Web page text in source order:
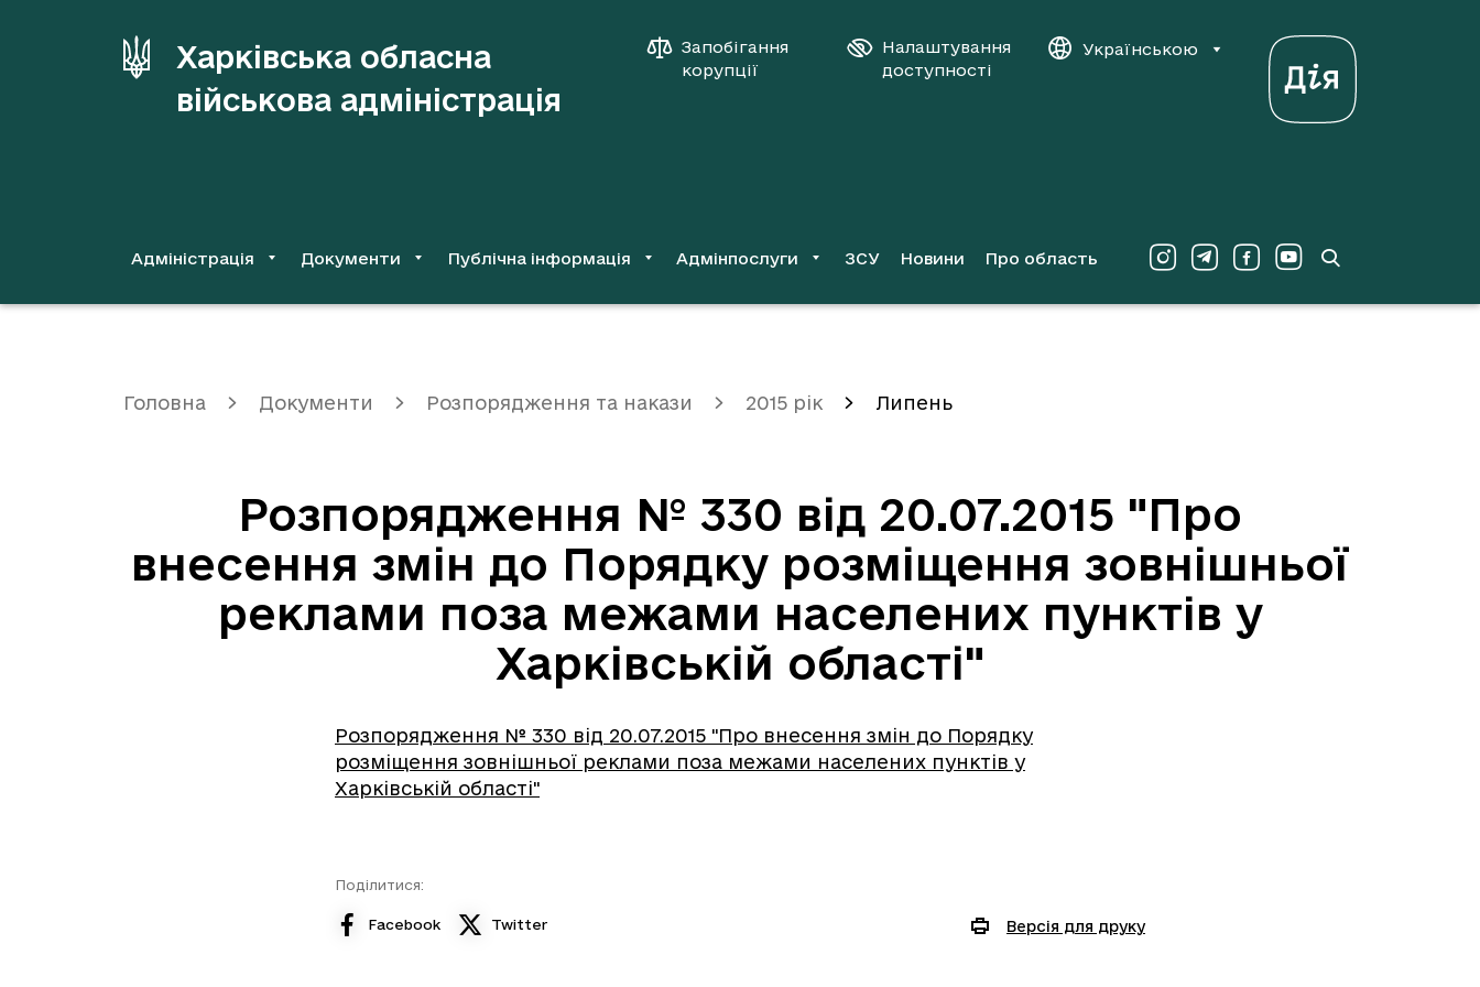
Харківська обласна
військова адміністрація
Запобігання
корупції
Налаштування
доступності
Українською
Адміністрація Документи Публічна інформація Адмінпослуги ЗСУ Новини Про область
Головна Документи Розпорядження та накази 2015 рік Липень
Розпорядження № 330 від 20.07.2015 "Про
внесення змін до Порядку розміщення зовнішньої
реклами поза межами населених пунктів у
Харківській області"
Розпорядження № 330 від 20.07.2015 "Про внесення змін до Порядку
розміщення зовнішньої реклами поза межами населених пунктів у
Харківській області"
Поділитися:
Facebook Twitter Версія для друку